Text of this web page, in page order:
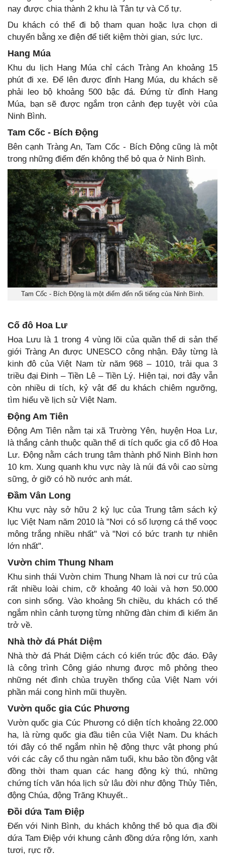
nay được chia thành 2 khu là Tân tự và Cổ tự.
Du khách có thể đi bộ tham quan hoặc lựa chọn di
chuyển bằng xe điện để tiết kiệm thời gian, sức lực.
Hang Múa
Khu du lịch Hang Múa chỉ cách Tràng An khoảng 15
phút đi xe. Để lên được đỉnh Hang Múa, du khách sẽ
phải leo bộ khoảng 500 bậc đá. Đứng từ đỉnh Hang
Múa, bạn sẽ được ngắm trọn cảnh đẹp tuyệt vời của
Ninh Bình.
Tam Cốc - Bích Động
Bên cạnh Tràng An, Tam Cốc - Bích Động cũng là một
trong những điểm đến không thể bỏ qua ở Ninh Bình.
Tam Cốc - Bích Động là một điểm đến nổi tiếng của Ninh Bình.
Cố đô Hoa Lư
Hoa Lưu là 1 trong 4 vùng lõi của quần thể di sản thế
giới Tràng An được UNESCO công nhận. Đây từng là
kinh đô của Việt Nam từ năm 968 – 1010, trải qua 3
triều đại Đinh – Tiền Lê – Tiền Lý. Hiện tại, nơi đây vẫn
còn nhiều di tích, kỷ vật để du khách chiêm ngưỡng,
tìm hiểu về lịch sử Việt Nam.
Động Am Tiên
Động Am Tiên nằm tại xã Trường Yên, huyện Hoa Lư,
là thắng cảnh thuộc quần thể di tích quốc gia cố đô Hoa
Lư. Động nằm cách trung tâm thành phố Ninh Bình hơn
10 km. Xung quanh khu vực này là núi đá vôi cao sừng
sững, ở giỡ có hồ nước anh mát.
Đầm Vân Long
Khu vực này sở hữu 2 kỷ lục của Trung tâm sách kỷ
lục Việt Nam năm 2010 là "Nơi có số lượng cá thể voọc
mông trắng nhiều nhất" và "Nơi có bức tranh tự nhiên
lớn nhất".
Vườn chim Thung Nham
Khu sinh thái Vườn chim Thung Nham là nơi cư trú của
rất nhiều loài chim, cỡ khoảng 40 loài và hơn 50.000
con sinh sống. Vào khoảng 5h chiều, du khách có thể
ngắm nhìn cảnh tượng từng những đàn chim đi kiếm ăn
trở về.
Nhà thờ đá Phát Diệm
Nhà thờ đá Phát Diệm cách có kiến trúc độc đáo. Đây
là công trình Công giáo nhưng được mô phỏng theo
những nét đình chùa truyền thống của Việt Nam với
phần mái cong hình mũi thuyền.
Vườn quốc gia Cúc Phương
Vườn quốc gia Cúc Phương có diện tích khoảng 22.000
ha, là rừng quốc gia đầu tiên của Việt Nam. Du khách
tới đây có thể ngắm nhìn hệ động thực vật phong phú
với các cây cổ thu ngàn năm tuổi, khu bảo tồn động vật
đồng thời tham quan các hang động kỳ thú, những
chứng tích văn hóa lịch sử lâu đời như động Thủy Tiên,
động Chúa, động Trăng Khuyết..
Đồi dứa Tam Điệp
Đến với Ninh Bình, du khách không thể bỏ qua địa đồi
dứa Tam Điệp với khung cảnh đồng dứa rộng lớn, xanh
tươi, rực rỡ.